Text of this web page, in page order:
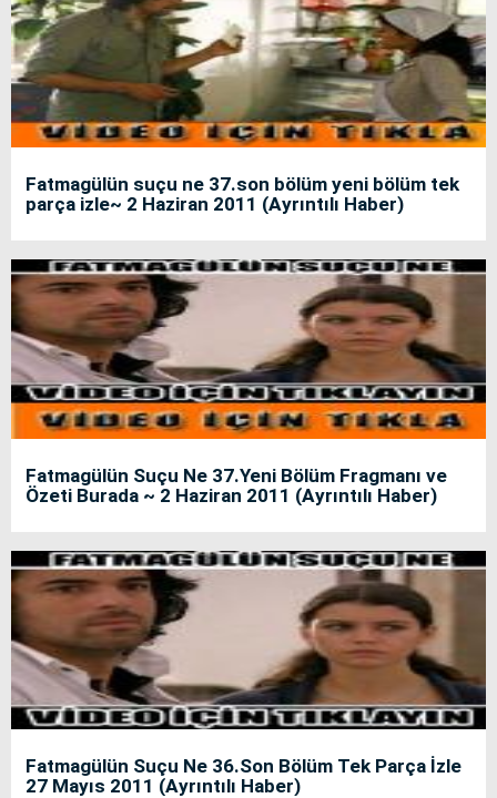
Fatmagülün suçu ne 37.son bölüm yeni bölüm tek
parça izle~ 2 Haziran 2011 (Ayrıntılı Haber)
Fatmagülün Suçu Ne 37.Yeni Bölüm Fragmanı ve
Özeti Burada ~ 2 Haziran 2011 (Ayrıntılı Haber)
Fatmagülün Suçu Ne 36.Son Bölüm Tek Parça İzle
27 Mayıs 2011 (Ayrıntılı Haber)